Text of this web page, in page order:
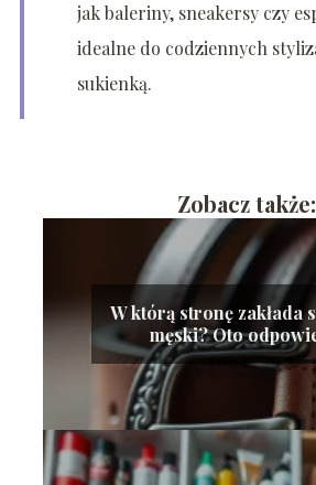
jak baleriny, sneakersy czy
idealne do codziennych
sukienką.
Zobacz także:
W którą stronę zakłada
męski? Oto